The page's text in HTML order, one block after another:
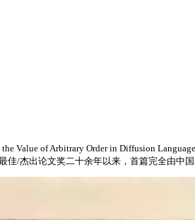
of Arbitrary Order in Diffusion
佳/杰出论文奖二十余年以来，首篇完全由中